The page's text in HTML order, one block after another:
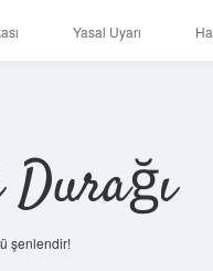
Yasal Uyarı
şenlendir!